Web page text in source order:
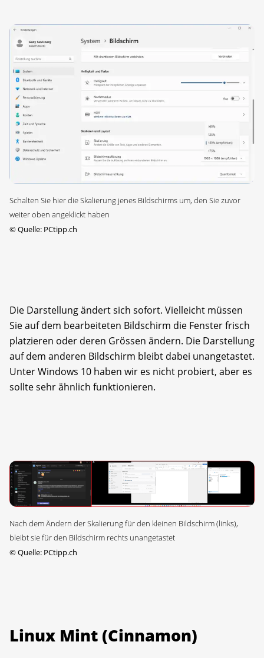
Schalten Sie hier die Skalierung jenes Bildschirms um, den Sie zuvor
weiter oben angeklickt haben
©Quelle: PCtipp.ch
Die Darstellung ändert sich sofort. Vielleicht müssen
Sie auf dem bearbeiteten Bildschirm die Fenster frisch
platzieren oder deren Grössen ändern. Die Darstellung
auf dem anderen Bildschirm bleibt dabei unangetastet.
Unter Windows 10 haben wir es nicht probiert, aber es
sollte sehr ähnlich funktionieren.
Nach dem Ändern der Skalierung für den kleinen Bildschirm (links),
bleibt sie für den Bildschirm rechts unangetastet
©Quelle: PCtipp.ch
Linux Mint (Cinnamon)